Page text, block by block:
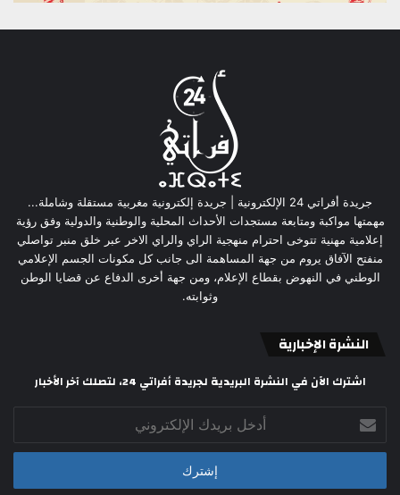
جريدة أفراتي 24 الإلكترونية | جريدة إلكترونية مغربية مستقلة وشاملة...
مهمتها مواكبة ومتابعة مستجدات الأحداث المحلية والوطنية والدولية وفق رؤية
إعلامية مهنية تتوخى احترام منهجية الراي والراي الاخر عبر خلق منبر تواصلي
منفتح الآفاق يروم من جهة المساهمة الى جانب كل مكونات الجسم الإعلامي
الوطني في النهوض بقطاع الإعلام، ومن جهة أخرى الدفاع عن قضايا الوطن
وثوابته.
النشرة الإخبارية
اشترك الآن في النشرة البريدية لجريدة أفراتي 24، لتصلك آخر الأخبار
بريدك
الإلكتروني